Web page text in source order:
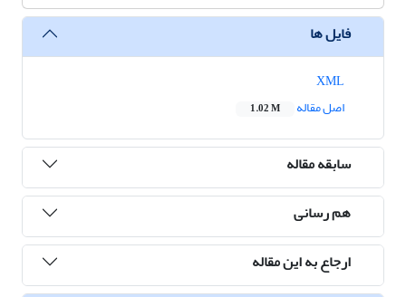
فایل ها
اصل مقاله
1.02 M
سابقه مقاله
هم رسانی
ارجاع به این مقاله